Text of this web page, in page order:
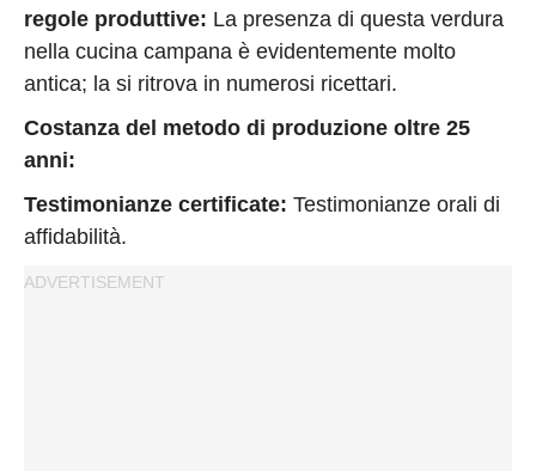
regole produttive: La presenza di questa verdura
nella cucina campana è evidentemente molto
antica; la si ritrova in numerosi ricettari.
Costanza del metodo di produzione oltre 25
anni:
Testimonianze certificate: Testimonianze orali di
affidabilità.